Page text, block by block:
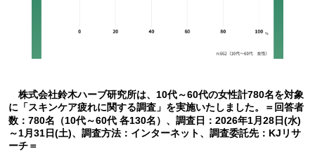
株式会社鈴木ハーブ研究所は、10代～60代の女性計780名を対象
に「スキンケア疲れに関する調査」を実施いたしました。＝回答者
数：780名（10代～60代 各130名）、調査日：2026年1月28日(水)
～1月31日(土)、調査方法：インターネット、調査委託先：KJリサ
ーチ＝